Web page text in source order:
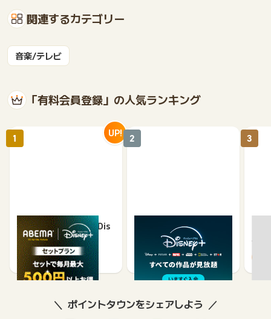
関連するカテゴリー
音楽/テレビ
「有料会員登録」の人気ランキング
ABEMAプレミアム ×Dis
ney+
1,750 2,700
1 UP!
Disney+ (ディズニープ
ラス)<月額プラン>
974
2 3
ポイントタウンをシェアしよう